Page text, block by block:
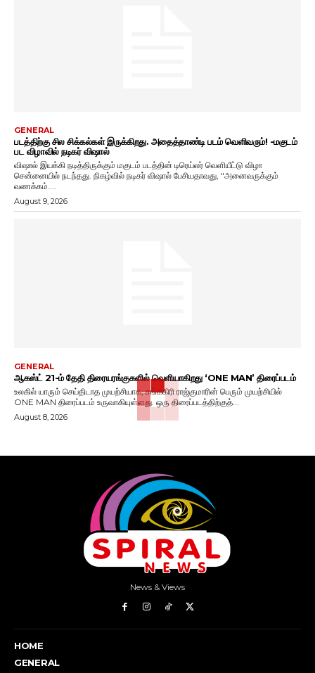
GENERAL
படத்திற்கு சில சிக்கல்கள் இருக்கிறது. அதைத்தாண்டி படம் வெளிவரும்! -மகுடம்
பட விழாவில் நடிகர் விஷால்
விஷால் இயக்கி நடித்திருக்கும் மகுடம் படத்தின் டிரெய்லர் வெளியீட்டு விழா
சென்னையில் நடந்தது. நிகழ்வில் நடிகர் விஷால் பேசியதாவது, "அனைவருக்கும்
வணக்கம்....
August 9, 2026
GENERAL
ஆகஸ்ட் 21-ம் தேதி திரையரங்குகளில் வெளியாகிறது ‘ONE MAN’ திரைப்படம்
உலகில் யாரும் செய்திடாத முயற்சியாக, சங்ககிரி ராஜ்குமாரின் பெரும் முயற்சியில்
ONE MAN திரைப்படம் உருவாகியுள்ளது. ஒரு திரைப்படத்திற்குத்...
August 8, 2026
News & Views
HOME
GENERAL